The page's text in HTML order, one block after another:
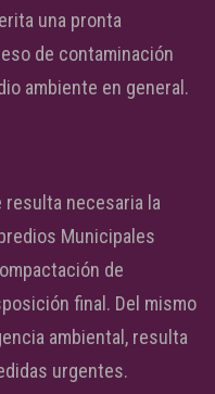
una pronta
de contaminación
ambiente en general.
resulta necesaria la
Municipales
de
final. Del mismo
ambiental, resulta
urgentes.